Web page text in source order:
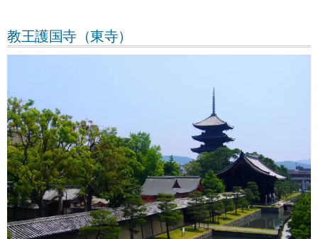
教王護国寺（東寺）